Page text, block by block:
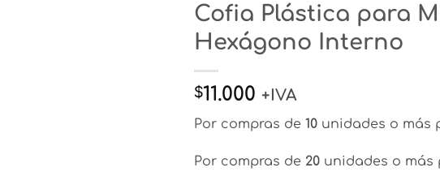
Cofia Plástica para
Hexágono Interno
$11.000 +IVA
Por compras de 10 unidades o más
Por compras de 20 unidades o más